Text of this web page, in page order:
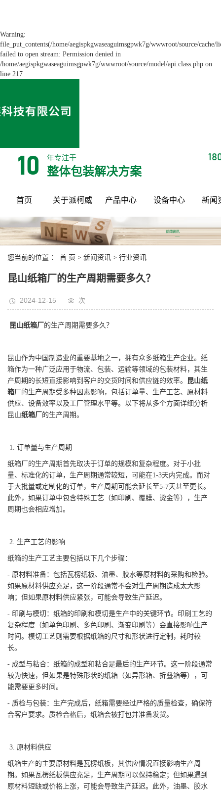
Warning:
file_put_contents(/home/aegispkgwaseaguimsgpwk7g/wwwroot/source/cache/
failed to open stream: Permission denied in
/home/aegispkgwaseaguimsgpwk7g/wwwroot/source/model/api.class.php on
line 217
10 年专注于
整体包装解决方案
首页 关于派柯威 产品中心 设备中心 新闻
您当前的位置 ： 首 页 > 新闻资讯 > 行业资讯
昆山纸箱厂的生产周期需要多久？
2024-12-15 次
昆山纸箱厂 的生产周期需要多久？
昆山作为中国制造业的重要基地之一，拥有众多纸箱生产企业。纸
箱作为一种广泛应用于物流、包装、运输等领域的包装材料，其生
产周期的长短直接影响到客户的交货时间和供应链的效率。
昆山纸
箱厂的生产周期受多种因素影响，包括订单量、生产工艺、原材料
供应、设备效率以及工厂管理水平等。以下将从多个方面详细分析
昆山纸箱厂 的生产周期。
1. 订单量与生产周期
纸箱厂的生产周期首先取决于订单的规模和复杂程度。对于小批
量、标准化的订单，生产周期通常较短，可能在1-3天内完成。而对
于大批量或定制化的订单，生产周期可能会延长至5-7天甚至更长。
此外，如果订单中包含特殊工艺（如印刷、覆膜、烫金等），生产
周期也会相应增加。
2. 生产工艺的影响
纸箱的生产工艺主要包括以下几个步骤：
- 原材料准备：包括瓦楞纸板、油墨、胶水等原材料的采购和检验。
如果原材料供应充足，这一阶段通常不会对生产周期造成太大影
响；但如果原材料供应紧张，可能会导致生产延迟。
- 印刷与模切：纸箱的印刷和模切是生产中的关键环节。印刷工艺的
复杂程度（如单色印刷、多色印刷、渐变印刷等）会直接影响生产
时间。模切工艺则需要根据纸箱的尺寸和形状进行定制，耗时较
长。
- 成型与粘合：纸箱的成型和粘合是最后的生产环节。这一阶段通常
较为快速，但如果是特殊形状的纸箱（如异形箱、折叠箱等），可
能需要更多时间。
- 质检与包装：生产完成后，纸箱需要经过严格的质量检查，确保符
合客户要求。质检合格后，纸箱会被打包并准备发货。
3. 原材料供应
纸箱生产的主要原材料是瓦楞纸板，其供应情况直接影响生产周
期。如果瓦楞纸板供应充足，生产周期可以保持稳定；但如果遇到
原材料短缺或价格上涨，可能会导致生产延迟。此外，油墨、胶水